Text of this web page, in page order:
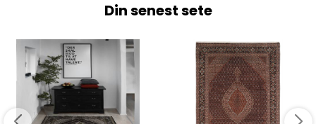
Din senest sete